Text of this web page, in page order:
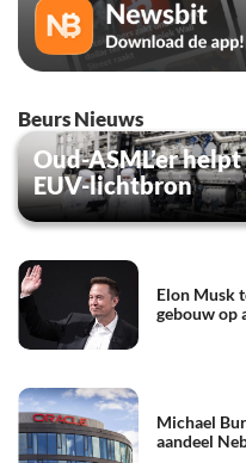
Beurs Nieuws
Oud-ASML’er
EUV-lichtbron
Elon Musk
gebouw op
Michael
aandeel